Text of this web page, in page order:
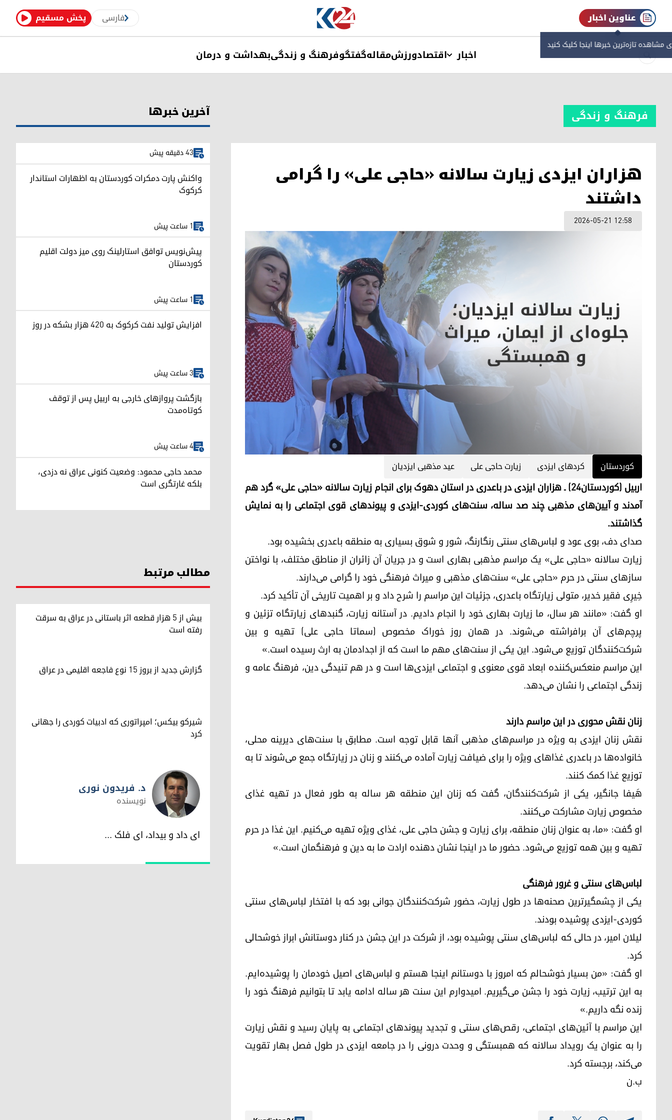
پخش مسقیم فارسی عناوین اخبار
مشاهده‌ تازه‌ترین خبرها اینجا کلیک کنید
اخبار اقتصادورزشمقالهگفتگوفرهنگ و زندگیبهداشت و درمان
فرهنگ و زندگی
هزاران ایزدی زیارت سالانه «حاجی علی» را گرامی
داشتند
2026-05-21 12:58
کوردستان کردهای ایزدی زیارت حاجی علی عید مذهبی ایزدیان
اربیل (کوردستان۲۴) ـ هزاران ایزدی در باعدری در استان دهوک برای انجام زیارت سالانه «حاجی علی» گرد هم
آمدند و آیین‌های مذهبی چند صد ساله، سنت‌های کوردی-ایزدی و پیوندهای قوی اجتماعی را به نمایش
گذاشتند.
صدای دف، بوی عود و لباس‌های سنتی رنگارنگ، شور و شوق بسیاری به منطقه باعدری بخشیده بود.
زیارت سالانه «حاجی علی» یک مراسم مذهبی بهاری است و در جریان آن زائران از مناطق مختلف، با نواختن
سازهای سنتی در حرم «حاجی علی» سنت‌های مذهبی و میراث فرهنگی خود را گرامی می‌دارند.
خِیرِی فقیر خدیر، متولی زیارتگاه باعدری، جزئیات این مراسم را شرح داد و بر اهمیت تاریخی آن تأکید کرد.
او گفت: «مانند هر سال، ما زیارت بهاری خود را انجام دادیم. در آستانه زیارت، گنبدهای زیارتگاه تزئین و
پرچم‌های آن برافراشته می‌شوند. در همان روز خوراک مخصوص (سماتا حاجی علی) تهیه و بین
شرکت‌کنندگان توزیع می‌شود. این یکی از سنت‌های مهم ما است که از اجدادمان به ارث رسیده است.»
این مراسم منعکس‌کننده ابعاد قوی معنوی و اجتماعی ایزدی‌ها است و در هم تنیدگی دین، فرهنگ عامه و
زندگی اجتماعی را نشان می‌دهد.
زنان نقش محوری در این مراسم دارند
نقش زنان ایزدی به ویژه در مراسم‌های مذهبی آنها قابل توجه است. مطابق با سنت‌های دیرینه محلی،
خانواده‌ها در باعدری غذاهای ویژه را برای ضیافت زیارت آماده می‌کنند و زنان در زیارتگاه جمع می‌شوند تا به
توزیع غذا کمک کنند.
هَیفا جانگیر، یکی از شرکت‌کنندگان، گفت که زنان این منطقه هر ساله به طور فعال در تهیه غذای
مخصوص زیارت مشارکت می‌کنند.
او گفت: «ما، به عنوان زنان منطقه، برای زیارت و جشن حاجی علی، غذای ویژه تهیه می‌کنیم. این غذا در حرم
تهیه و بین همه توزیع می‌شود. حضور ما در اینجا نشان دهنده ارادت ما به دین و فرهنگمان است.»
لباس‌های سنتی و غرور فرهنگی
یکی از چشمگیرترین صحنه‌ها در طول زیارت، حضور شرکت‌کنندگان جوانی بود که با افتخار لباس‌های سنتی
کوردی-ایزدی پوشیده بودند.
لیلان امیر، در حالی که لباس‌های سنتی پوشیده بود، از شرکت در این جشن در کنار دوستانش ابراز خوشحالی
کرد.
او گفت: «من بسیار خوشحالم که امروز با دوستانم اینجا هستم و لباس‌های اصیل خودمان را پوشیده‌ایم.
به این ترتیب، زیارت خود را جشن می‌گیریم. امیدوارم این سنت هر ساله ادامه یابد تا بتوانیم فرهنگ خود را
زنده نگه داریم.»
این مراسم با آئین‌های اجتماعی، رقص‌های سنتی و تجدید پیوندهای اجتماعی به پایان رسید و نقش زیارت
را به عنوان یک رویداد سالانه که همبستگی و وحدت درونی را در جامعه ایزدی در طول فصل بهار تقویت
می‌کند، برجسته کرد.
ب.ن
آخرین خبرها
43 دقیقه پیش
واکنش پارت دمکرات کوردستان به اظهارات استاندار
کرکوک
1 ساعت پیش
پیش‌نویس توافق استارلینک روی میز دولت اقلیم
کوردستان
1 ساعت پیش
افزایش تولید نفت کرکوک به ۴۲۰ هزار بشکه در روز
3 ساعت پیش
بازگشت پروازهای خارجی به اربیل پس از توقف
کوتاه‌مدت
4 ساعت پیش
محمد حاجی محمود: وضعیت کنونی عراق نه دزدی،
بلکه غارتگری است
مطالب مرتبط
بیش از ۵ هزار قطعه اثر باستانی در عراق به سرقت
رفته است
گزارش جدید از بروز ۱۵ نوع فاجعه اقلیمی در عراق
شیرکو بیکس؛ امپراتوری کە ادبیات کوردی را جهانی
کرد
د. فریدون نوری
د. فریدون نوری
نویسندە
ای داد و بیداد، ای فلک ...